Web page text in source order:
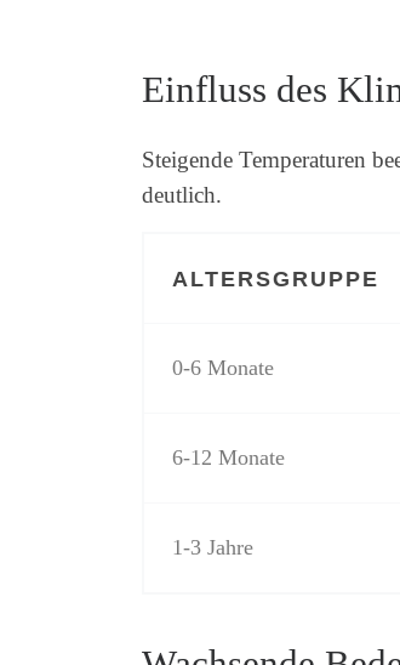
Einfluss des
Steigende Temperaturen
deutlich.
ALTERSGRUPPE
0-6 Monate
6-12 Monate
1-3 Jahre